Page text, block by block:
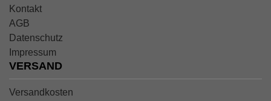
Kontakt
AGB
Datenschutz
Impressum
VERSAND
Versandkosten